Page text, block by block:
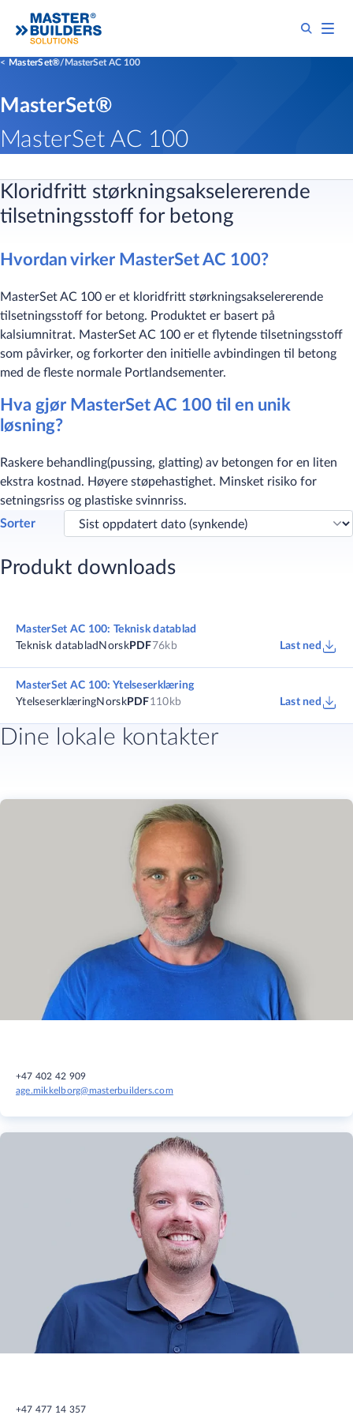
MasterSet® MasterSet AC 100
MasterSet®
MasterSet AC 100
Kloridfritt størkningsakselererende
tilsetningsstoff for betong
Hvordan virker MasterSet AC 100?
MasterSet AC 100 er et kloridfritt størkningsakselererende
tilsetningsstoff for betong. Produktet er basert på
kalsiumnitrat. MasterSet AC 100 er et flytende tilsetningsstoff
som påvirker, og forkorter den initielle avbindingen til betong
med de fleste normale Portlandsementer.
Hva gjør MasterSet AC 100 til en unik
løsning?
Raskere behandling(pussing, glatting) av betongen for en liten
ekstra kostnad. Høyere støpehastighet. Minsket risiko for
setningsriss og plastiske svinnriss.
Sorter
Produkt downloads
MasterSet AC 100: Teknisk datablad
Teknisk datablad NorskPDF 76kb Last ned
MasterSet AC 100: Ytelseserklæring
YtelseserklæringNorskPDF110kb Last ned
Dine lokale kontakter
+47 402 42 909
age.mikkelborg@masterbuilders.com
+47 477 14 357